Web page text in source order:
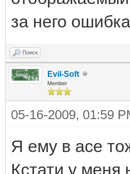
за него
Поиск
Evil-Soft
Member
05-16-2009, 01:59
Я ему в асе
Кстати у меня